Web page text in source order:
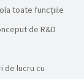
toate funcțiile
de R&D
de lucru cu